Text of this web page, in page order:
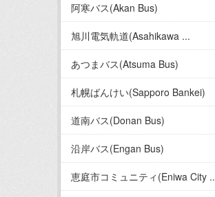
阿寒バス(Akan Bus)
旭川電気軌道(Asahikawa ...
あつまバス(Atsuma Bus)
札幌ばんけい(Sapporo Bankei)
道南バス(Donan Bus)
沿岸バス(Engan Bus)
恵庭市コミュニティ(Eniwa City